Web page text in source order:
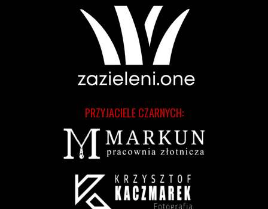
PRZYJACIELE CZARNYCH: